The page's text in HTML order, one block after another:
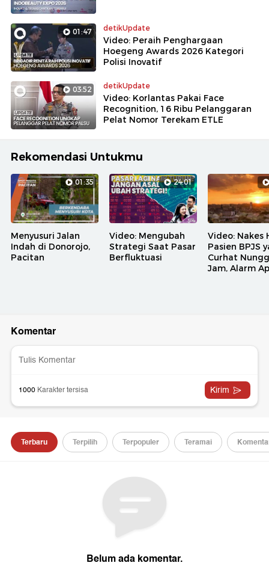
01:47 detikUpdate
Video: Peraih Penghargaan
Hoegeng Awards 2026 Kategori
Polisi Inovatif
03:52 detikUpdate
Video: Korlantas Pakai Face
Recognition, 16 Ribu Pelanggaran
Pelat Nomor Terekam ETLE
Rekomendasi Untukmu
01:35
Menyusuri Jalan
Indah di Donorojo,
Pacitan
24:01
Video: Mengubah
Strategi Saat Pasar
Berfluktuasi
Video: Nakes
Pasien BPJS
Curhat
Jam, Alarm